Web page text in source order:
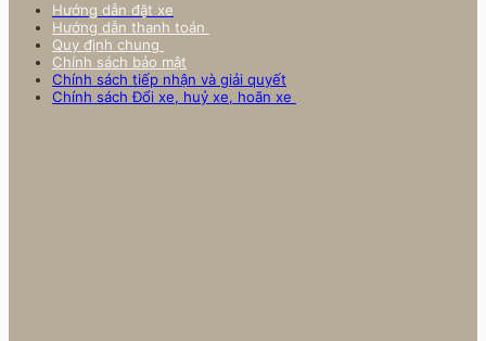
Hướng dẫn đặt xe
Hướng dẫn thanh toán
Quy định chung
Chính sách bảo mật
Chính sách tiếp nhận và giải quyết
Chính sách Đổi xe, huỷ xe, hoãn xe